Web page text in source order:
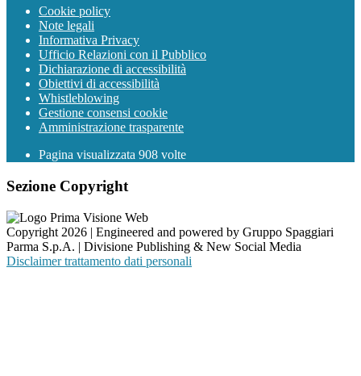
Cookie policy
Note legali
Informativa Privacy
Ufficio Relazioni con il Pubblico
Dichiarazione di accessibilità
Obiettivi di accessibilità
Whistleblowing
Gestione consensi cookie
Amministrazione trasparente
Pagina visualizzata 908 volte
Sezione Copyright
Copyright 2026 | Engineered and powered by Gruppo Spaggiari
Parma S.p.A. | Divisione Publishing & New Social Media
Disclaimer trattamento dati personali